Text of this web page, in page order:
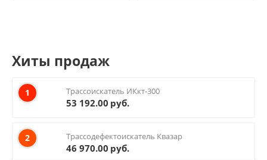
Хиты продаж
1 Трассоискатель ИКкт-300
53 192.00 руб.
2 Трассодефектоискатель Квазар
46 970.00 руб.